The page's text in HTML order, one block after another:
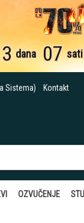
dana 07 sati
Sistema) Kontakt
OZVUČENJE